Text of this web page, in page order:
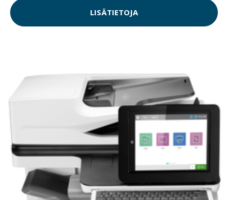
LISÄTIETOJA